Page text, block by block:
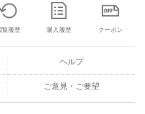
覧履歴 購入履歴 クーポン
ヘルプ
ご意見・ご要望